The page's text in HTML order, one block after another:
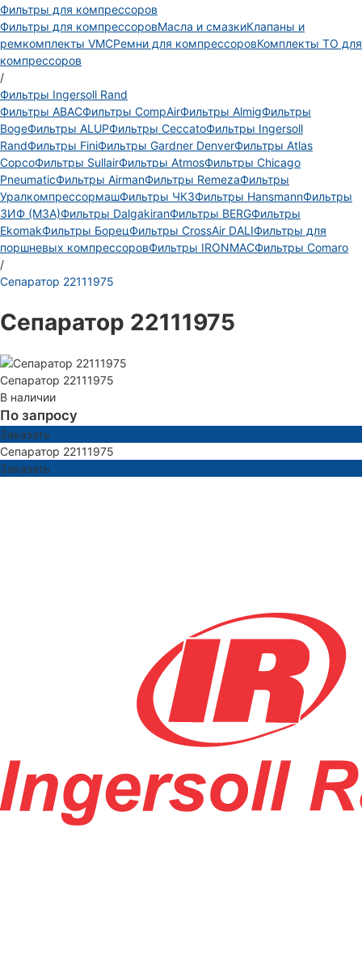
Фильтры для компрессоров
Фильтры для компрессоровМасла и смазкиКлапаны и
ремкомплекты VMCРемни для компрессоровКомплекты ТО для
компрессоров
/
Фильтры Ingersoll Rand
Фильтры ABACФильтры CompAirФильтры AlmigФильтры
BogeФильтры ALUPФильтры CeccatoФильтры Ingersoll
RandФильтры FiniФильтры Gardner DenverФильтры Atlas
CopcoФильтры SullairФильтры AtmosФильтры Chicago
PneumaticФильтры AirmanФильтры RemezaФильтры
УралкомпрессормашФильтры ЧКЗФильтры HansmannФильтры
ЗИФ (МЗА)Фильтры DalgakiranФильтры BERGФильтры
EkomakФильтры БорецФильтры CrossAir DALIФильтры для
поршневых компрессоровФильтры IRONMACФильтры Comaro
/
Сепаратор 22111975
Сепаратор 22111975
Сепаратор 22111975
В наличии
По запросу
Заказать
Сепаратор 22111975
Заказать